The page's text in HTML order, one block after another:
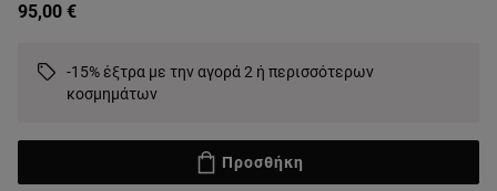
95,00 €
-15% έξτρα με την αγορά 2 ή περισσότερων
κοσμημάτων
Προσθήκη